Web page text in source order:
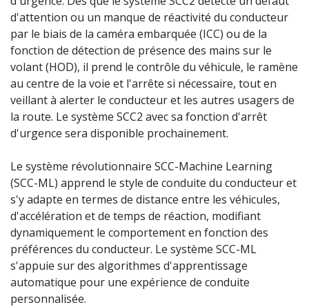
d'attention ou un manque de réactivité du conducteur
par le biais de la caméra embarquée (ICC) ou de la
fonction de détection de présence des mains sur le
volant (HOD), il prend le contrôle du véhicule, le ramène
au centre de la voie et l'arrête si nécessaire, tout en
veillant à alerter le conducteur et les autres usagers de
la route. Le système SCC2 avec sa fonction d'arrêt
d'urgence sera disponible prochainement.
Le système révolutionnaire SCC-Machine Learning
(SCC-ML) apprend le style de conduite du conducteur et
s'y adapte en termes de distance entre les véhicules,
d'accélération et de temps de réaction, modifiant
dynamiquement le comportement en fonction des
préférences du conducteur. Le système SCC-ML
s'appuie sur des algorithmes d'apprentissage
automatique pour une expérience de conduite
personnalisée.